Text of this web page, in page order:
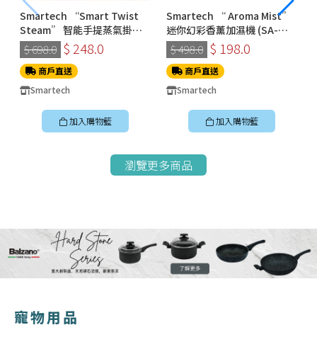
Smartech “Smart Twist
Steam” 智能手提蒸氣掛燙
機 (SS-8108)
$ 698.0 $ 248.0
商戶直送
Smartech
加入購物籃
Smartech “ Aroma Mist”
迷你幻彩香薰加濕機 (SA-
8009)
$ 498.0 $ 198.0
商戶直送
Smartech
加入購物籃
瀏覽更多商品
寵物用品